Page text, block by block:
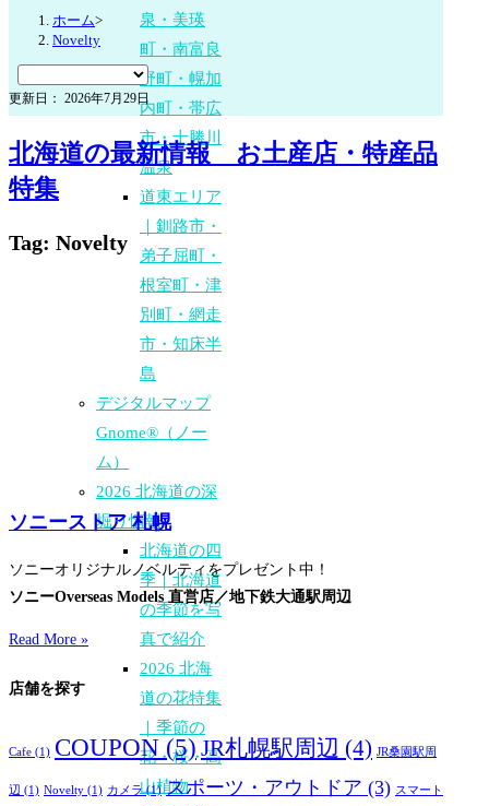
泉・美瑛
町・南富良
野町・幌加
内町・帯広
市・十勝川
温泉
道東エリア
｜釧路市・
弟子屈町・
根室町・津
別町・網走
市・知床半
島
デジタルマップ
Gnome®（ノー
ム）
2026 北海道の深
堀り情報
北海道の四
季｜北海道
の季節を写
真で紹介
2026 北海
道の花特集
｜季節の
花・桜・高
山植物
ホーム>
Novelty
更新日： 2026年7月29日
北海道の最新情報 お土産店・特産品
特集
Tag: Novelty
ソニーストア 札幌
ソニーオリジナルノベルティをプレゼント中！
ソニーOverseas Models 直営店／地下鉄大通駅周辺
Read More »
店舗を探す
Cafe (1) COUPON (5) JR札幌駅周辺 (4) JR桑園駅周
辺 (1) Novelty (1) カメラ(1) スポーツ・アウトドア (3) スマート